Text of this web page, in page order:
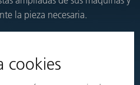
la pieza necesaria.